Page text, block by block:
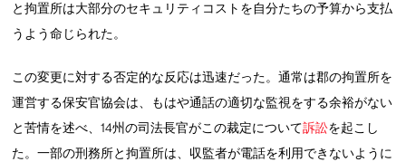
と拘置所は大部分のセキュリティコストを自分たちの予算から支払
うよう命じられた。
この変更に対する否定的な反応は迅速だった。通常は郡の拘置所を
運営する保安官協会は、もはや通話の適切な監視をする余裕がない
と苦情を述べ、14州の司法長官がこの裁定について訴訟を起こし
た。一部の刑務所と拘置所は、収監者が電話を利用できないように